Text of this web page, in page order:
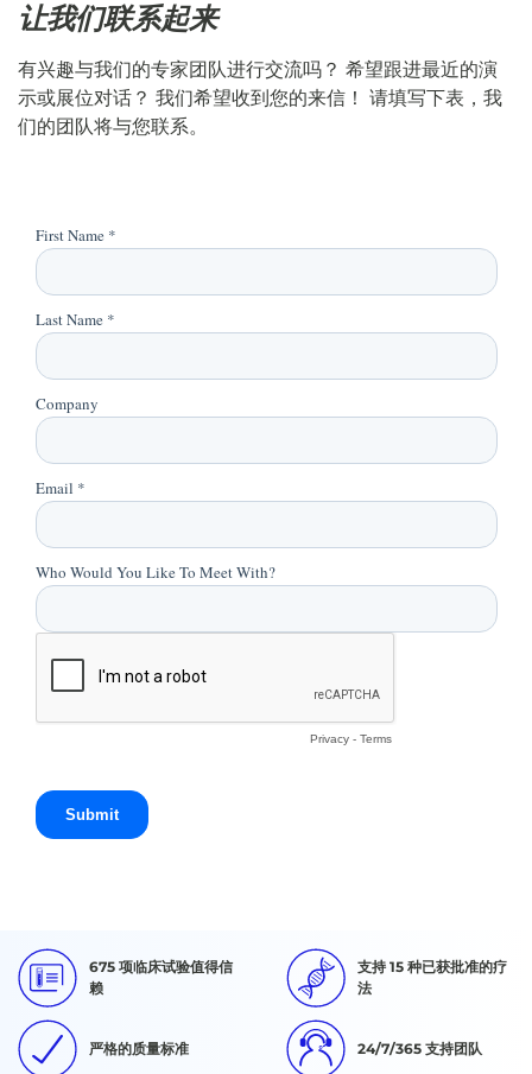
让我们联系起来
有兴趣与我们的专家团队进行交流吗？ 希望跟进最近的演
示或展位对话？ 我们希望收到您的来信！ 请填写下表，我
们的团队将与您联系。
675 项临床试验值得信
赖
支持 15 种已获批准的疗
法
严格的质量标准 24/7/365 支持团队